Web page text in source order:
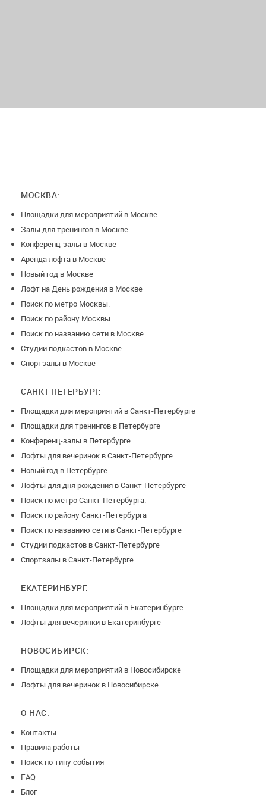
МОСКВА:
Площадки для мероприятий в Москве
Залы для тренингов в Москве
Конференц-залы в Москве
Аренда лофта в Москве
Новый год в Москве
Лофт на День рождения в Москве
Поиск по метро Москвы.
Поиск по району Москвы
Поиск по названию сети в Москве
Студии подкастов в Москве
Спортзалы в Москве
САНКТ-ПЕТЕРБУРГ:
Площадки для мероприятий в Санкт-Петербурге
Площадки для тренингов в Петербурге
Конференц-залы в Петербурге
Лофты для вечеринок в Санкт-Петербурге
Новый год в Петербурге
Лофты для дня рождения в Санкт-Петербурге
Поиск по метро Санкт-Петербурга.
Поиск по району Санкт-Петербурга
Поиск по названию сети в Санкт-Петербурге
Студии подкастов в Санкт-Петербурге
Спортзалы в Санкт-Петербурге
ЕКАТЕРИНБУРГ:
Площадки для мероприятий в Екатеринбурге
Лофты для вечеринки в Екатеринбурге
НОВОСИБИРСК:
Площадки для мероприятий в Новосибирске
Лофты для вечеринок в Новосибирске
О НАС:
Контакты
Правила работы
Поиск по типу события
FAQ
Блог